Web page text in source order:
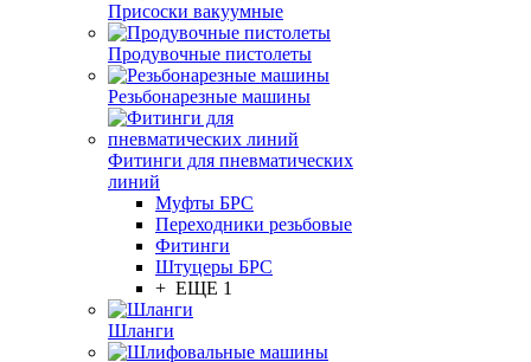
Присоски вакуумные
Продувочные пистолеты
Резьбонарезные машины
Фитинги для пневматических
линий
Муфты БРС
Переходники резьбовые
Фитинги
Штуцеры БРС
+ ЕЩЕ 1
Шланги